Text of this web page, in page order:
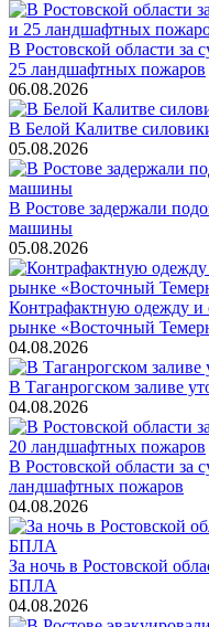
В Ростовской области за
25 ландшафтных пожаров
06.08.2026
В Белой Калитве
05.08.2026
В Ростове задержали
машины
05.08.2026
Контрафактную одежду и
рынке «Восточный
04.08.2026
В Таганрогском заливе
04.08.2026
В Ростовской области за
ландшафтных пожаров
04.08.2026
За ночь в Ростовской
БПЛА
04.08.2026